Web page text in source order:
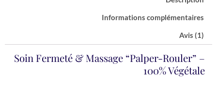
Informations
Soin Fermeté & Massage “Palper-